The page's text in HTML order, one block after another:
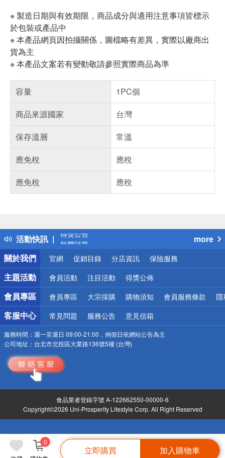
0
立即購買 加入購物車
※ 製造日期與有效期限，商品成分與適用注意事項皆標示
於包裝或產品中
※ 本產品網頁因拍攝關係，圖檔略有差異，實際以廠商出
貨為主
※ 本產品文案若有變動敬請參照實際商品為準
容量
1PC個
商品來源國家
台灣
保存溫層
常溫
應免稅
應稅
應免稅
應稅
活動快訊
得獎公告
熱門話題
銀行優惠
偏遠地區配送
詐騙網頁！請小心！
more
關於我們
官網 促銷目錄 分店資訊 保險服務
主題活動 會員活動 注目活動 得獎公佈
會員專區 會員專區 大宗採購 購物須知 會員服務條款 隱
客服中心 常見問題 服務公告 意見信箱
服務時間： 週一至週日 09:00-21:00，例假日依網站公告為主
公司地址： 台北市北投區大業路136號5樓 (台灣)
食品業者登錄字號 A-122662550-00000-6
Copyright©2026 Uni-Prosperity Lifestyle Corp. All Right Reserved